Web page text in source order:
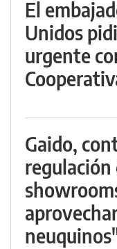
El
Unidos
urgente
Gaido,
regulación